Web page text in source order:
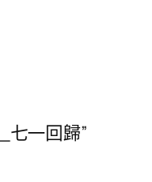
一回歸”